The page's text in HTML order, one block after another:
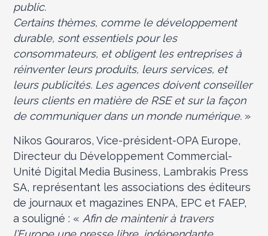
public.
Certains thèmes, comme le développement
durable, sont essentiels pour les
consommateurs, et obligent les entreprises à
réinventer leurs produits, leurs services, et
leurs publicités. Les agences doivent conseiller
leurs clients en matière de RSE et sur la façon
de communiquer dans un monde numérique. »
Nikos Gouraros, Vice-président-OPA Europe,
Directeur du Développement Commercial-
Unité Digital Media Business, Lambrakis Press
SA, représentant les associations des éditeurs
de journaux et magazines ENPA, EPC et FAEP,
a souligné : « Afin de maintenir à travers